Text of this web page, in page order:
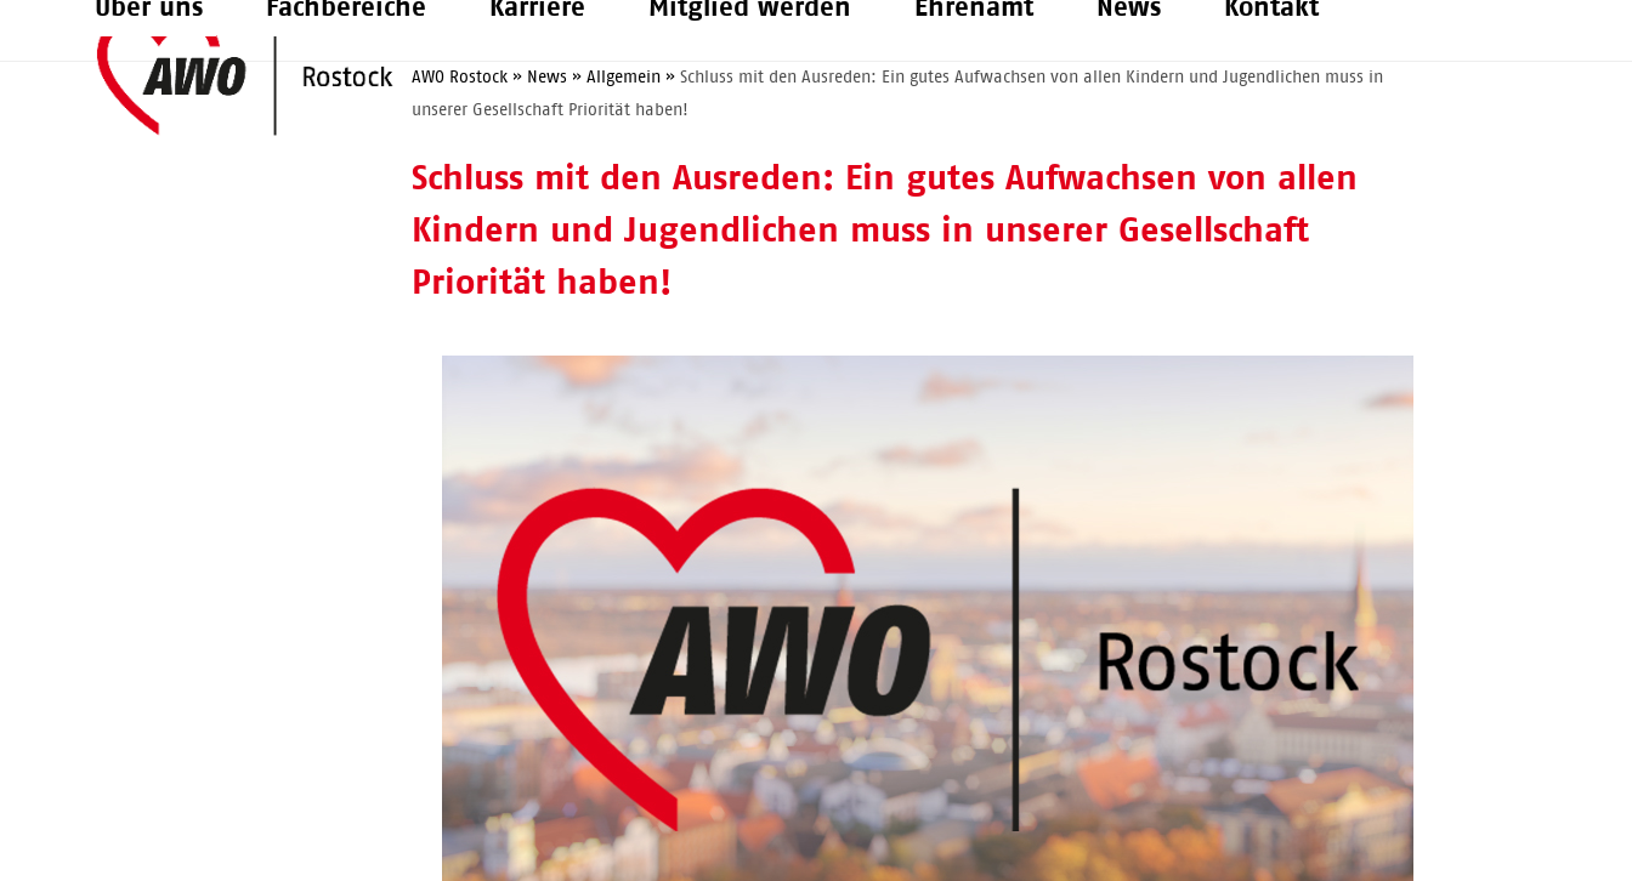
Über uns Fachbereiche Karriere Mitglied werden Ehrenamt News Kontakt
AWO Rostock » News »Allgemein »Schluss mit den Ausreden: Ein gutes Aufwachsen von allen Kindern und Jugendlichen muss in
unserer Gesellschaft Priorität haben!
Schluss mit den Ausreden: Ein gutes Aufwachsen von allen
Kindern und Jugendlichen muss in unserer Gesellschaft
Priorität haben!